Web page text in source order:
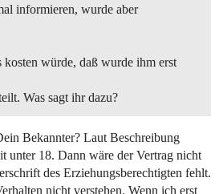
informieren, wurde aber
kosten würde, daß wurde ihm erst
Was sagt ihr dazu?
Bekannter? Laut Beschreibung
unter 18. Dann wäre der Vertrag nicht
des Erziehungsberechtigten fehlt.
nicht verstehen. Wenn ich erst